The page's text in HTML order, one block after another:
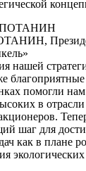
нашей
помогли нам
в
шаг для
как в плане